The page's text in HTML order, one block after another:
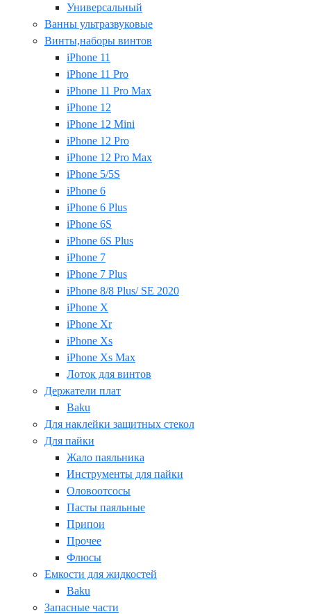
Универсальный
Ванны ультразвуковые
Винты,наборы винтов
iPhone 11
iPhone 11 Pro
iPhone 11 Pro Max
iPhone 12
iPhone 12 Mini
iPhone 12 Pro
iPhone 12 Pro Max
iPhone 5/5S
iPhone 6
iPhone 6 Plus
iPhone 6S
iPhone 6S Plus
iPhone 7
iPhone 7 Plus
iPhone 8/8 Plus/ SE 2020
iPhone X
iPhone Xr
iPhone Xs
iPhone Xs Max
Лоток для винтов
Держатели плат
Baku
Для наклейки защитных стекол
Для пайки
Жало паяльника
Инструменты для пайки
Оловоотсосы
Пасты паяльные
Припои
Прочее
Флюсы
Емкости для жидкостей
Baku
Запасные части